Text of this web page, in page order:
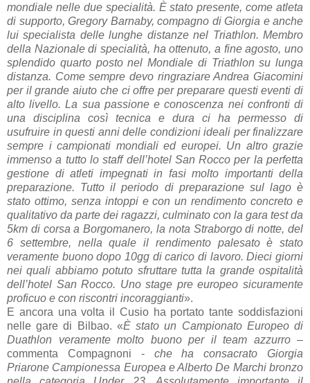
mondiale nelle due specialità. È stato presente, come atleta
di supporto, Gregory Barnaby, compagno di Giorgia e anche
lui specialista delle lunghe distanze nel Triathlon. Membro
della Nazionale di specialità, ha ottenuto, a fine agosto, uno
splendido quarto posto nel Mondiale di Triathlon su lunga
distanza. Come sempre devo ringraziare Andrea Giacomini
per il grande aiuto che ci offre per preparare questi eventi di
alto livello. La sua passione e conoscenza nei confronti di
una disciplina così tecnica e dura ci ha permesso di
usufruire in questi anni delle condizioni ideali per finalizzare
sempre i campionati mondiali ed europei. Un altro grazie
immenso a tutto lo staff dell’hotel San Rocco per la perfetta
gestione di atleti impegnati in fasi molto importanti della
preparazione. Tutto il periodo di preparazione sul lago è
stato ottimo, senza intoppi e con un rendimento concreto e
qualitativo da parte dei ragazzi, culminato con la gara test da
5km di corsa a Borgomanero, la nota Straborgo di notte, del
6 settembre, nella quale il rendimento palesato è stato
veramente buono dopo 10gg di carico di lavoro. Dieci giorni
nei quali abbiamo potuto sfruttare tutta la grande ospitalità
dell’hotel San Rocco. Uno stage pre europeo sicuramente
proficuo e con riscontri incoraggianti».
E ancora una volta il Cusio ha portato tante soddisfazioni
nelle gare di Bilbao. «È stato un Campionato Europeo di
Duathlon veramente molto buono per il team azzurro –
commenta Compagnoni - che ha consacrato Giorgia
Priarone Campionessa Europea e Alberto De Marchi bronzo